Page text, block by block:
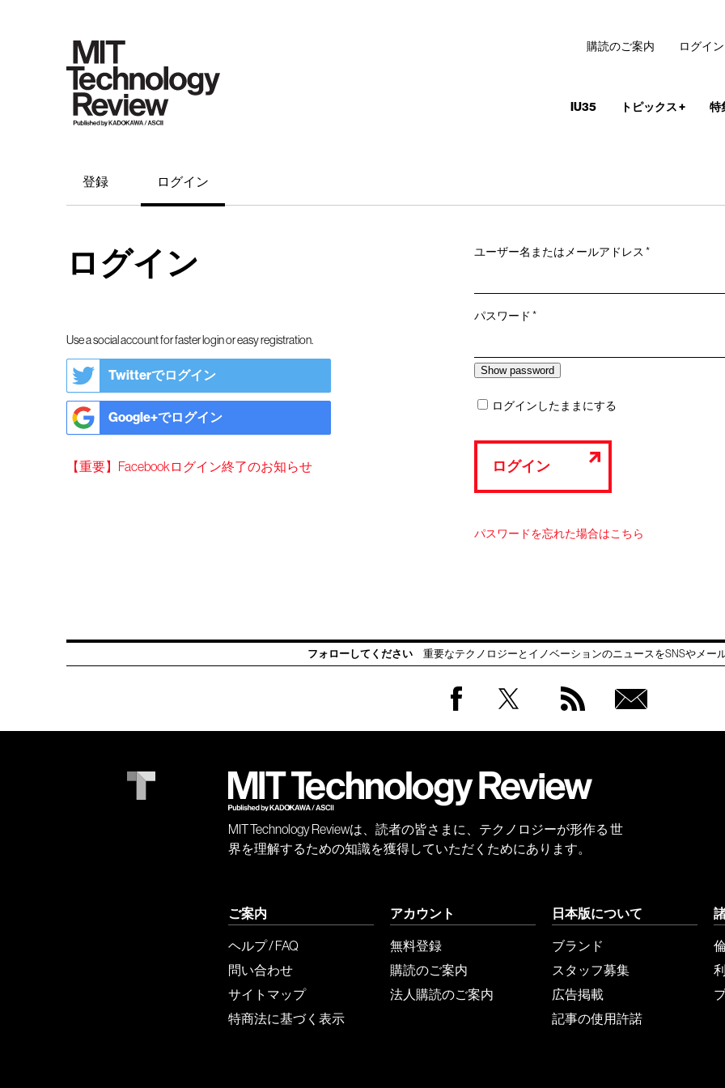
IU35 トピックス+ 特
購読のご案内 ログイン
登録 ログイン
ログイン
Use a social account for faster login or easy registration.
Twitterでログイン
Google+でログイン
【重要】Facebookログイン終了のお知らせ
ユーザー名またはメールアドレス*必
パスワード*必
ログインしたままにする
ログイン
パスワードを忘れた場合はこちら
フォローしてください 重要なテクノロジーとイノベーションのニュースをSNSやメー
会員
MIT Technology Reviewは、読者の皆さまに、テクノロジーが形作る 世
界を理解するための知識を獲得していただくためにあります。
ご案内
ヘルプ / FAQ
問い合わせ
サイトマップ
特商法に基づく表示
アカウント
無料登録
購読のご案内
法人購読のご案内
日本版について
ブランド
スタッフ募集
広告掲載
記事の使用許諾